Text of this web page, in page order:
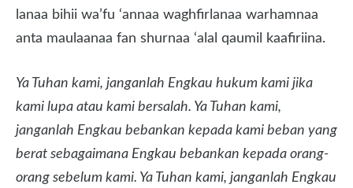
lanaa bihii wa’fu ‘annaa waghfirlanaa warhamnaa
anta maulaanaa fan shurnaa ‘alal qaumil kaafiriina.
Ya Tuhan kami, janganlah Engkau hukum kami jika
kami lupa atau kami bersalah. Ya Tuhan kami,
janganlah Engkau bebankan kepada kami beban yang
berat sebagaimana Engkau bebankan kepada orang-
orang sebelum kami. Ya Tuhan kami, janganlah Engkau